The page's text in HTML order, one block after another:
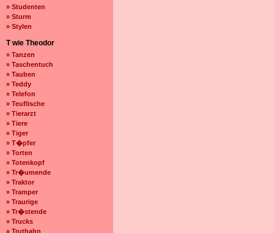
» Studenten
» Sturm
» Stylen
T wie Theodor
» Tanzen
» Taschentuch
» Tauben
» Teddy
» Telefon
» Teuflische
» Tierarzt
» Tiere
» Tiger
» T�pfer
» Torten
» Totenkopf
» Tr�umende
» Traktor
» Tramper
» Traurige
» Tr�stende
» Trucks
» Truthahn